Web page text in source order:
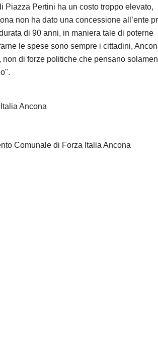
Piazza Pertini ha un costo troppo elevato,
non ha dato una concessione all’ente
di 90 anni, in maniera tale di poterne
le spese sono sempre i cittadini,
non di forze politiche che pensano
Ancona
Comunale di Forza Italia Ancona